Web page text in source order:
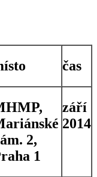
čas
2,
1
září
2014